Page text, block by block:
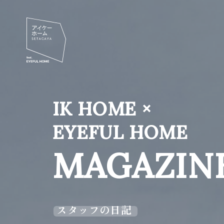
IK HOME ×
EYEFUL HOME
スタッフの日記